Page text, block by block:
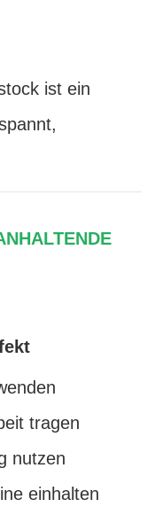
ist ein
tragen
nutzen
einhalten